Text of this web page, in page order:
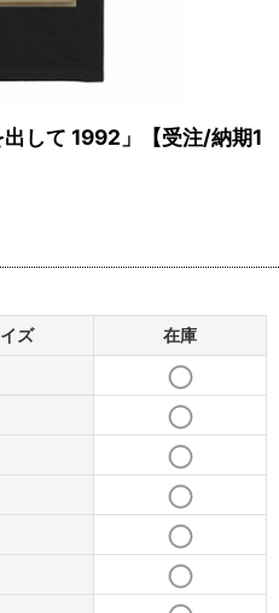
して 1992」【受注/納期1
ズ 在庫